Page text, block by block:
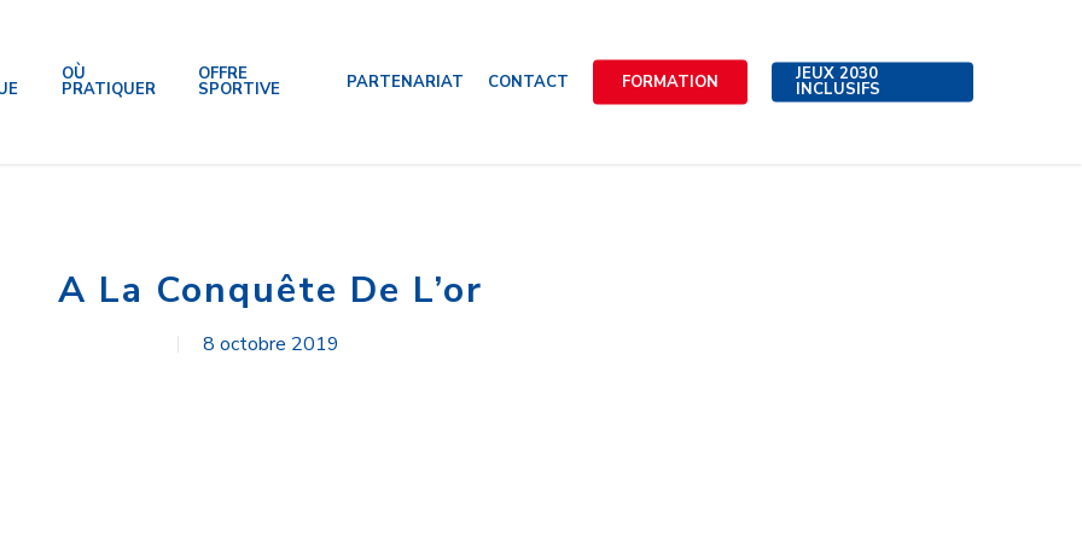
OÙ
PRATIQUER
OFFRE
SPORTIVE PARTENARIAT CONTACT FORMATION JEUX 2030
INCLUSIFS
A La Conquête De L’or
8 octobre 2019